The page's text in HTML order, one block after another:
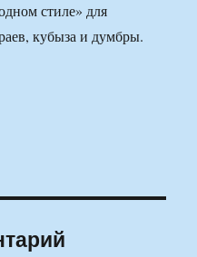
стиле» для
кубыза и думбры.